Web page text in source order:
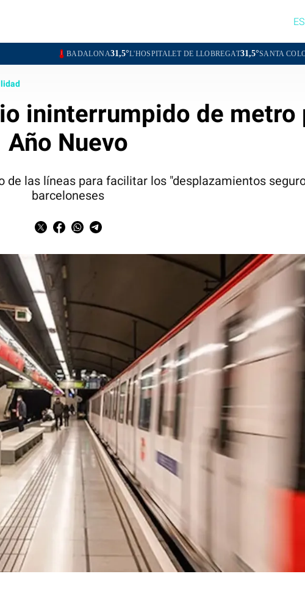
ES
31,5°L'HOSPITALET DE LLOBREGAT31,5°SANTA COLOMA DE
ininterrumpido de metro
Año Nuevo
de las líneas para facilitar los "desplazamientos
barceloneses